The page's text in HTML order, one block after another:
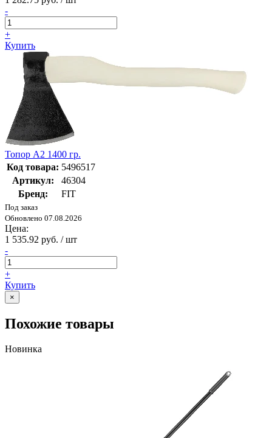
-
+
Купить
Топор А2 1400 гр.
Код товара: 5496517
Артикул:
46304
Бренд:
FIT
Под заказ
Обновлено 07.08.2026
Цена:
1 535.92 руб. / шт
-
+
Купить
×
Похожие товары
Новинка